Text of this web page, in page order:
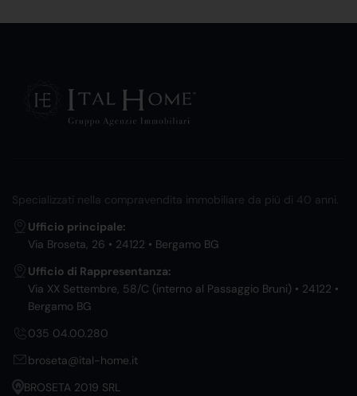
Specializzati nella compravendita immobiliare da più di 40 anni.
Ufficio principale:
Via Broseta, 26 • 24122 • Bergamo BG
Ufficio di Rappresentanza:
Via XX Settembre, 58/C (interno al Passaggio Bruni) • 24122 •
Bergamo BG
035 04.00.280
broseta@ital-home.it
BROSETA 2019 SRL